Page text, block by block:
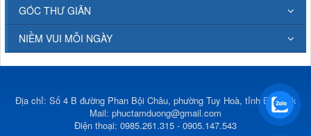
GÓC THƯ GIÃN
NIỀM VUI MỖI NGÀY
Địa chỉ: Số 4 B đường Phan Bội Châu, phường Tuy Hoà, tỉnh Đắk Lắk
Mail: phuctamduong@gmail.com
Điện thoại: 0985.261.315 - 0905.147.543